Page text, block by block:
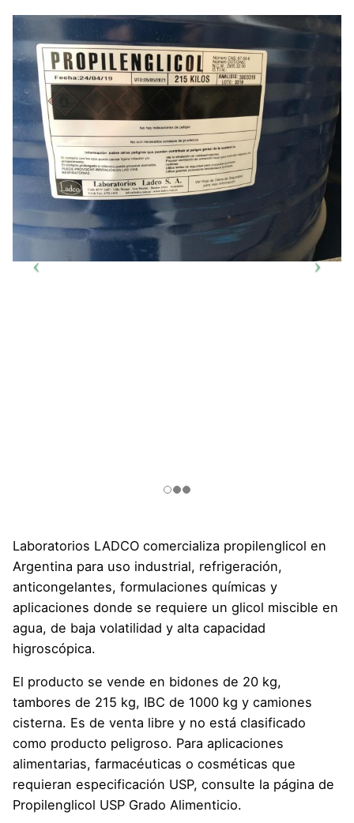
Laboratorios LADCO comercializa propilenglicol en
Argentina para uso industrial, refrigeración,
anticongelantes, formulaciones químicas y
aplicaciones donde se requiere un glicol miscible en
agua, de baja volatilidad y alta capacidad
higroscópica.
El producto se vende en bidones de 20 kg,
tambores de 215 kg, IBC de 1000 kg y camiones
cisterna. Es de venta libre y no está clasificado
como producto peligroso. Para aplicaciones
alimentarias, farmacéuticas o cosméticas que
requieran especificación USP, consulte la página de
Propilenglicol USP Grado Alimenticio.